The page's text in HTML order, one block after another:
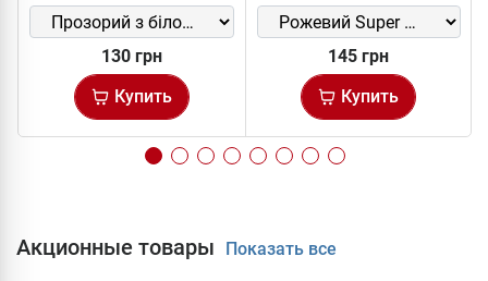
130 грн
Купить
145 грн
Купить
Акционные товары Показать все